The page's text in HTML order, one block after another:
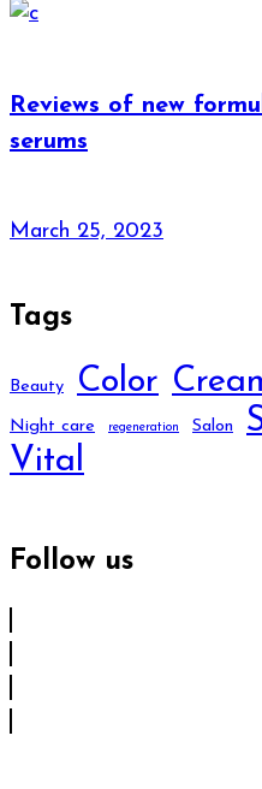
Reviews of new
serums
March 25, 2023
Tags
Beauty Color
Night care regeneration Salon
Vital
Follow us